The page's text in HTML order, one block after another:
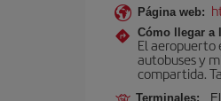
Página web:
Cómo llegar a
El aeropuerto
autobuses y
compartida.
Terminales: